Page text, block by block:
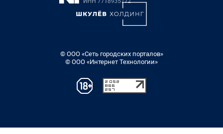
© ООО «Сеть городских порталов»
© ООО «Интернет Технологии»